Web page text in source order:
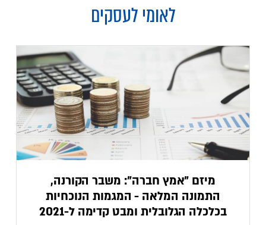
לאומי לעסקים
מיזם "אמץ חברה": משבר הקורנה,
התמונה המלאה - המגמות הנוכחיות
בכלכלה הגלובלית ומבט קדימה ל-2021